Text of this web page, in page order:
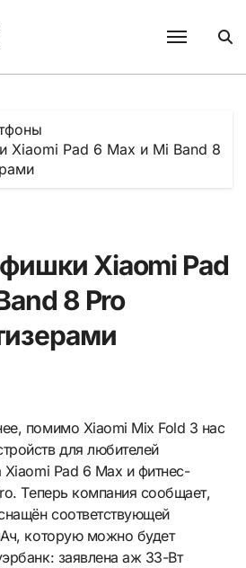
Xiaomi Pad 6 Max и Mi Band 8
Xiaomi Pad
8 Pro
помимо Xiaomi Mix Fold 3 нас
для любителей
Xiaomi Pad 6 Max и фитнес-
Теперь компания сообщает,
соответствующей
которую можно будет
заявлена аж 33-Вт